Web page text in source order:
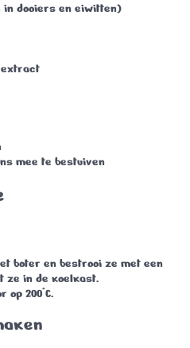
dooiers en eiwitten)
mee te bestuiven
boter en bestrooi ze met een
ze in de koelkast.
200°C.